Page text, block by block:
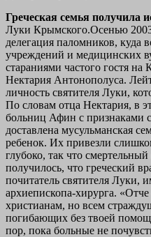
Греческая семья получила
Луки Крымского.Осенью
делегация паломников, куда
учреждений и медицинских
стараниями частого гостя
Нектария Антонополуса.
личность святителя Луки,
По словам отца Нектария, в
больниц Афин с признаками
доставлена мусульманская
ребенок. Их привезли
глубоко, так что
получилось, что греческий
почитатель святителя Луки,
архиепископа-хирурга.
христианам, но всем
погибающих без твоей
пор, пока больные не